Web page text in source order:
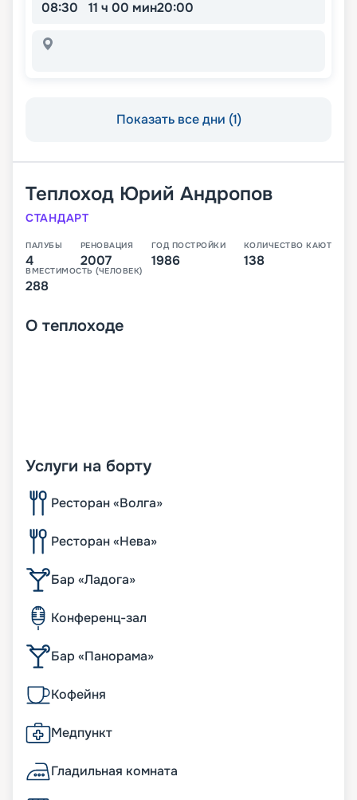
08:30 11 ч 00 мин20:00
Показать все дни (1)
Теплоход Юрий Андропов
СТАНДАРТ
ПАЛУБЫ
4
РЕНОВАЦИЯ
2007
ГОД ПОСТРОЙКИ
1986
КОЛИЧЕСТВО КАЮТ
138
ВМЕСТИМОСТЬ (ЧЕЛОВЕК)
288
О теплоходе
Услуги на борту
Ресторан «Волга»
Ресторан «Нева»
Бар «Ладога»
Конференц-зал
Бар «Панорама»
Кофейня
Медпункт
Гладильная комната